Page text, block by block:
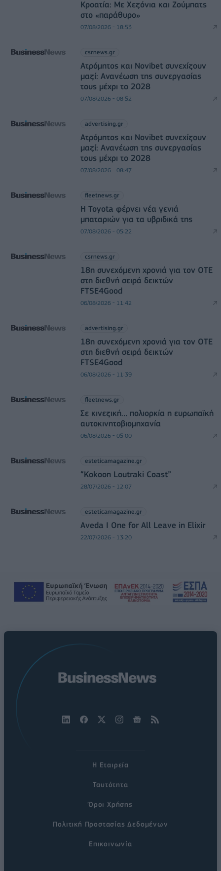
Κροατία: Με Χεζόνια και Ζούμπατς
στο «παράθυρο»
07/08/2026 - 18:53
csrnews.gr
Ατρόμητος και Novibet συνεχίζουν
μαζί: Ανανέωση της συνεργασίας
τους μέχρι το 2028
07/08/2026 - 08:52
advertising.gr
Ατρόμητος και Novibet συνεχίζουν
μαζί: Ανανέωση της συνεργασίας
τους μέχρι το 2028
07/08/2026 - 08:47
fleetnews.gr
Η Toyota φέρνει νέα γενιά
μπαταριών για τα υβριδικά της
07/08/2026 - 05:22
csrnews.gr
18η συνεχόμενη χρονιά για τον ΟΤΕ
στη διεθνή σειρά δεικτών
FTSE4Good
06/08/2026 - 11:42
advertising.gr
18η συνεχόμενη χρονιά για τον ΟΤΕ
στη διεθνή σειρά δεικτών
FTSE4Good
06/08/2026 - 11:39
fleetnews.gr
Σε κινεζική… πολιορκία η ευρωπαϊκή
αυτοκινητοβιομηχανία
06/08/2026 - 05:00
esteticamagazine.gr
“Kokoon Loutraki Coast”
28/07/2026 - 12:07
esteticamagazine.gr
Aveda I One for All Leave in Elixir
22/07/2026 - 13:20
Η Εταιρεία
Ταυτότητα
Όροι Χρήσης
Πολιτική Προστασίας Δεδομένων
Επικοινωνία